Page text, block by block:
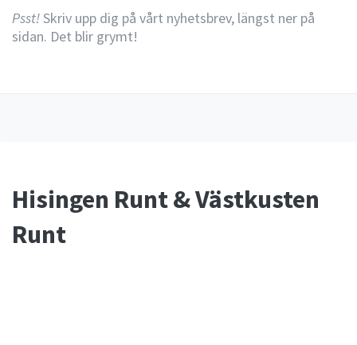
Psst!Skriv upp dig på vårt nyhetsbrev, längst ner på
sidan. Det blir grymt!
Hisingen Runt & Västkusten
Runt